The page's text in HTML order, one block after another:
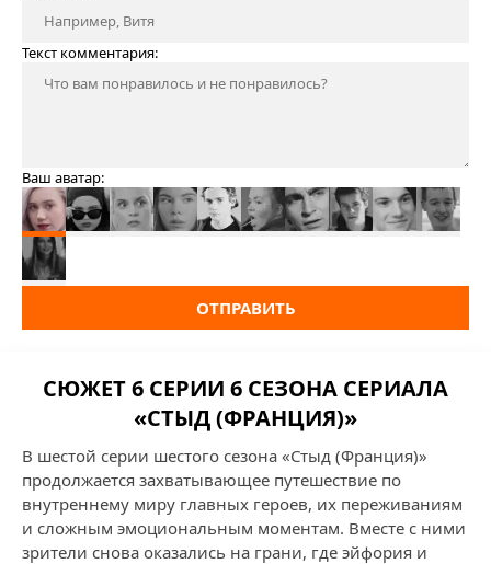
Текст комментария:
Ваш аватар:
ОТПРАВИТЬ
СЮЖЕТ 6 СЕРИИ 6 СЕЗОНА СЕРИАЛА
«СТЫД (ФРАНЦИЯ)»
В шестой серии шестого сезона «Стыд (Франция)»
продолжается захватывающее путешествие по
внутреннему миру главных героев, их переживаниям
и сложным эмоциональным моментам. Вместе с ними
зрители снова оказались на грани, где эйфория и